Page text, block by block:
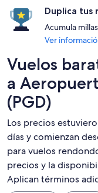
Duplica tus
Acumula
Ver
Vuelos
a
(PGD)
Los precios
días y comienzan
para vuelos
precios y la
Aplican términos